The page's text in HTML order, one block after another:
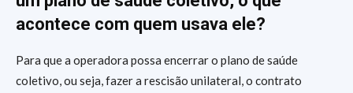
acontece com quem usava ele?
Para que a operadora possa encerrar o plano de saúde
coletivo, ou seja, fazer a rescisão unilateral, o contrato